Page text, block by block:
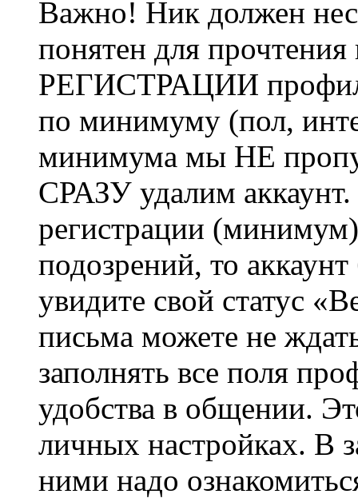
Важно! Ник должен
понятен для
РЕГИСТРАЦИИ профиль
по минимуму (пол,
минимума мы НЕ
СРАЗУ удалим
регистрации
подозрений, то
увидите свой статус
письма можете не
заполнять все поля
удобства в общении.
личных настройках. В
ними надо